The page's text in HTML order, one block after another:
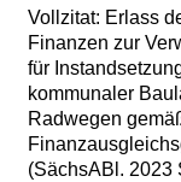
Vollzitat: Erlass
Finanzen zur
für
kommunaler
Radwegen
(SächsABl. 2023